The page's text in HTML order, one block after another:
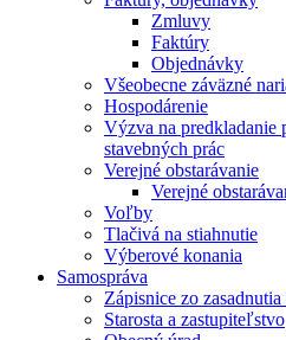
Zmluvy
Faktúry
Objednávky
Všeobecne záväzné
Hospodárenie
Výzva na predkladanie
stavebných prác
Verejné obstarávanie
Verejné
Voľby
Tlačivá na stiahnutie
Výberové konania
Samospráva
Zápisnice zo
Starosta a zastupiteľstvo